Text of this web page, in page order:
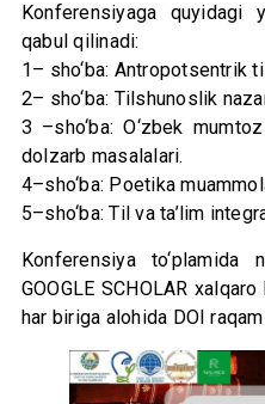
Konferensiyaga quyidagi
qabul qilinadi:
1– sho‘ba: Antropotsentrik
2– sho‘ba: Tilshunoslik
3 –sho‘ba: O‘zbek
dolzarb masalalari.
4–sho‘ba: Poetika
5–sho‘ba: Til va ta’lim
Konferensiya
GOOGLE SCHOLAR
har biriga alohida DOI